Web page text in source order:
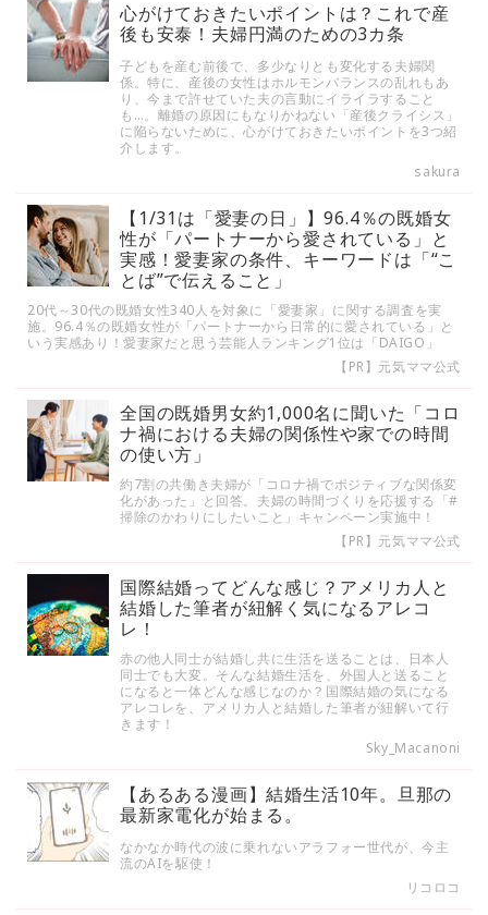
心がけておきたいポイントは？これで産
後も安泰！夫婦円満のための3カ条
子どもを産む前後で、多少なりとも変化する夫婦関
係。特に、産後の女性はホルモンバランスの乱れもあ
り、今まで許せていた夫の言動にイライラすること
も…。離婚の原因にもなりかねない「産後クライシス」
に陥らないために、心がけておきたいポイントを3つ紹
介します。
sakura
【1/31は「愛妻の日」】96.4％の既婚女
性が「パートナーから愛されている」と
実感！愛妻家の条件、キーワードは「“こ
とば”で伝えること」
20代～30代の既婚女性340人を対象に「愛妻家」に関する調査を実
施。96.4％の既婚女性が「パートナーから日常的に愛されている」と
いう実感あり！愛妻家だと思う芸能人ランキング1位は「DAIGO」
【PR】元気ママ公式
全国の既婚男女約1,000名に聞いた「コロ
ナ禍における夫婦の関係性や家での時間
の使い方」
約7割の共働き夫婦が「コロナ禍でポジティブな関係変
化があった」と回答。夫婦の時間づくりを応援する「#
掃除のかわりにしたいこと」キャンペーン実施中！
【PR】元気ママ公式
国際結婚ってどんな感じ？アメリカ人と
結婚した筆者が紐解く気になるアレコ
レ！
赤の他人同士が結婚し共に生活を送ることは、日本人
同士でも大変。そんな結婚生活を、外国人と送ること
になると一体どんな感じなのか？国際結婚の気になる
アレコレを、アメリカ人と結婚した筆者が紐解いて行
きます！
Sky_Macanoni
【あるある漫画】結婚生活10年。旦那の
最新家電化が始まる。
なかなか時代の波に乗れないアラフォー世代が、今主
流のAIを駆使！
リコロコ